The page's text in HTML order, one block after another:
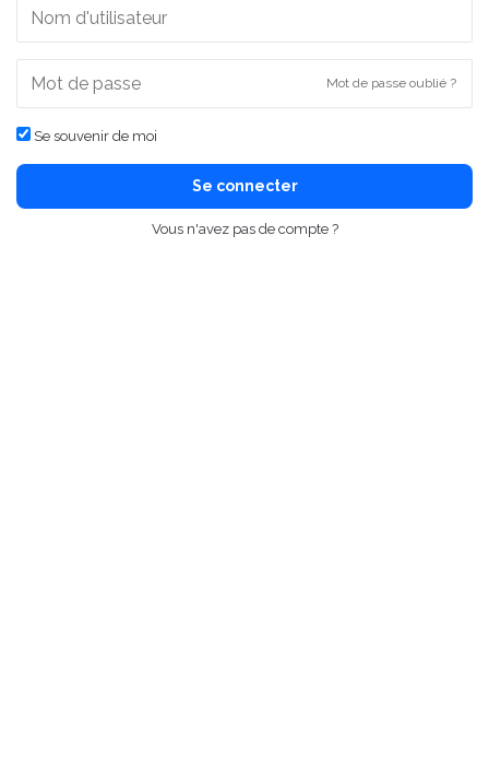
Mot de passe oublié ?
Se souvenir de moi
Se connecter
Vous n'avez pas de compte ?